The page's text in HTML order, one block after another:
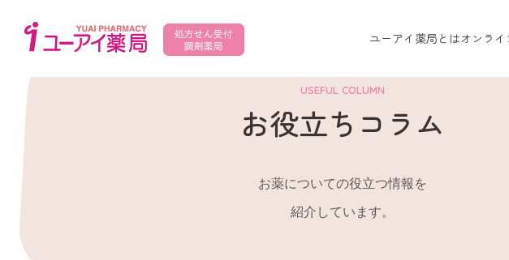
ユーアイ薬局とはオンラ
USEFUL COLUMN
お役立ちコラム
お薬についての役立つ情報を
紹介しています。